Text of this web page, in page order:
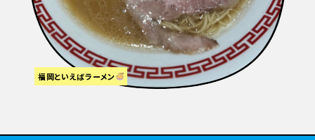
福岡といえばラーメン